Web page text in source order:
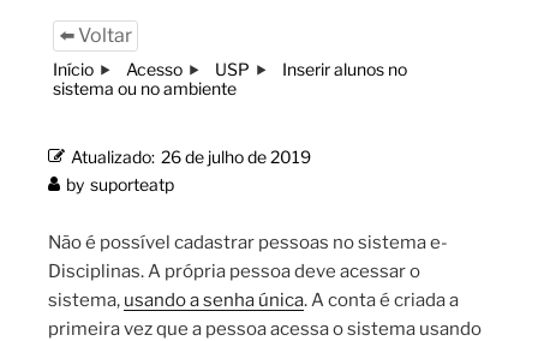
⬅️ Voltar
Início Acesso USP
Inserir alunos no
sistema ou no ambiente
Atualizado: 26 de julho de 2019
by suporteatp
Não é possível cadastrar pessoas no sistema e-
Disciplinas. A própria pessoa deve acessar o
sistema, usando a senha única. A conta é criada a
primeira vez que a pessoa acessa o sistema usando